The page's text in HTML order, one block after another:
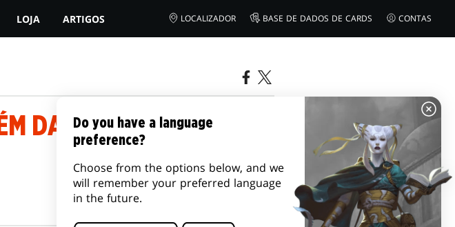
LOJA ARTIGOS LOCALIZADOR BASE DE DADOS DE CARDS CONTAS
DA MORTE
Do you have a language
preference?
Choose from the options below, and we
will remember your preferred language
in the future.